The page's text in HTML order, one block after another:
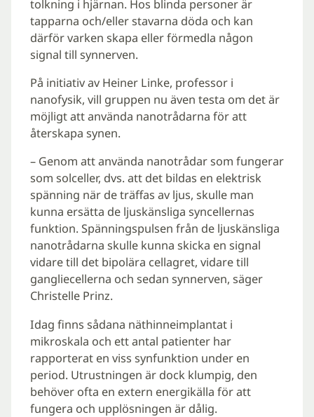
tolkning i hjärnan. Hos blinda personer är
tapparna och/eller stavarna döda och kan
därför varken skapa eller förmedla någon
signal till synnerven.
På initiativ av Heiner Linke, professor i
nanofysik, vill gruppen nu även testa om det är
möjligt att använda nanotrådarna för att
återskapa synen.
– Genom att använda nanotrådar som fungerar
som solceller, dvs. att det bildas en elektrisk
spänning när de träffas av ljus, skulle man
kunna ersätta de ljuskänsliga syncellernas
funktion. Spänningspulsen från de ljuskänsliga
nanotrådarna skulle kunna skicka en signal
vidare till det bipolära cellagret, vidare till
gangliecellerna och sedan synnerven, säger
Christelle Prinz.
Idag finns sådana näthinneimplantat i
mikroskala och ett antal patienter har
rapporterat en viss synfunktion under en
period. Utrustningen är dock klumpig, den
behöver ofta en extern energikälla för att
fungera och upplösningen är dålig.